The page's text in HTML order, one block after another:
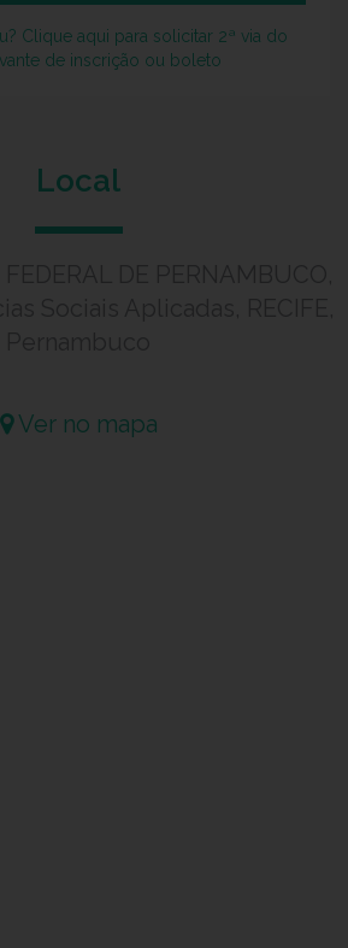
Clique aqui para solicitar 2ª via do
de inscrição ou boleto
Local
Ver no mapa